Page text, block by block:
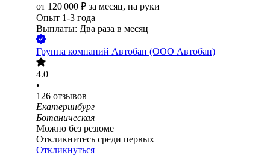
от 120 000 ₽ за месяц, на руки
Опыт 1-3 года
Выплаты: Два раза в месяц
Группа компаний Автобан (ООО Автобан)
4.0
•
126 отзывов
Екатеринбург
Ботаническая
Можно без резюме
Откликнитесь среди первых
Откликнуться